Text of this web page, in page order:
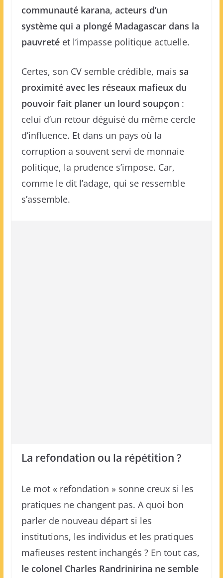
communauté karana, acteurs d’un
système qui a plongé Madagascar dans la
pauvretéet l’impasse politique actuelle.
Certes, son CV semble crédible, mais sa
proximité avec les réseaux mafieux du
pouvoir fait planer un lourd soupçon :
celui d’un retour déguisé du même cercle
d’influence. Et dans un pays où la
corruption a souvent servi de monnaie
politique, la prudence s’impose. Car,
comme le dit l’adage, qui se ressemble
s’assemble.
La refondation ou la répétition ?
Le mot « refondation » sonne creux si les
pratiques ne changent pas. A quoi bon
parler de nouveau départ si les
institutions, les individus et les pratiques
mafieuses restent inchangés ? En tout cas,
le colonel Charles Randrinirina ne semble